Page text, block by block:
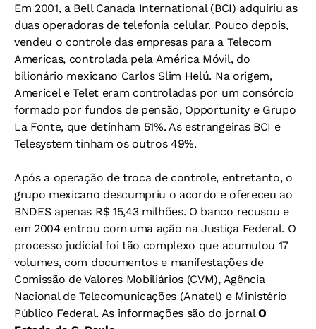
Em 2001, a Bell Canada International (BCI) adquiriu as
duas operadoras de telefonia celular. Pouco depois,
vendeu o controle das empresas para a Telecom
Americas, controlada pela América Móvil, do
bilionário mexicano Carlos Slim Helú. Na origem,
Americel e Telet eram controladas por um consórcio
formado por fundos de pensão, Opportunity e Grupo
La Fonte, que detinham 51%. As estrangeiras BCI e
Telesystem tinham os outros 49%.
Após a operação de troca de controle, entretanto, o
grupo mexicano descumpriu o acordo e ofereceu ao
BNDES apenas R$ 15,43 milhões. O banco recusou e
em 2004 entrou com uma ação na Justiça Federal. O
processo judicial foi tão complexo que acumulou 17
volumes, com documentos e manifestações de
Comissão de Valores Mobiliários (CVM), Agência
Nacional de Telecomunicações (Anatel) e Ministério
Público Federal. As informações são do jornalO